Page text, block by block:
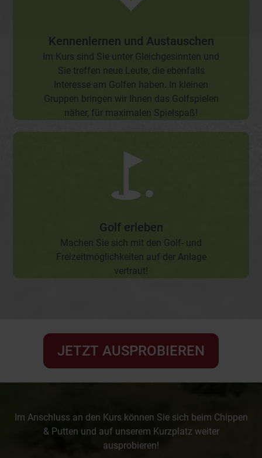
Kennenlernen und Austauschen
Im Kurs sind Sie unter Gleichgesinnten und
Sie treffen neue Leute, die ebenfalls
Interesse am Golfen haben. In kleinen
Gruppen bringen wir Ihnen das Golfspielen
näher, für maximalen Spielspaß!
Golf erleben
Machen Sie sich mit den Golf- und
Freizeitmöglichkeiten auf der Anlage
vertraut!
JETZT AUSPROBIEREN
Im Anschluss an den Kurs können Sie sich beim Chippen
& Putten und auf unserem Kurzplatz weiter
ausprobieren!